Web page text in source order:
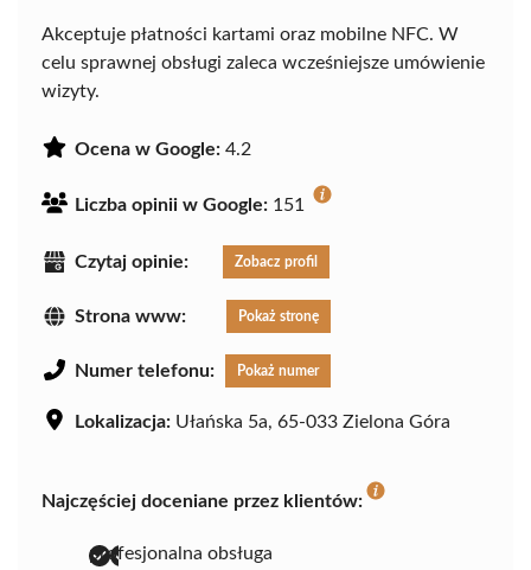
Akceptuje płatności kartami oraz mobilne NFC. W
celu sprawnej obsługi zaleca wcześniejsze umówienie
wizyty.
Ocena w Google: 4.2
Liczba opinii w Google: 151
Czytaj opinie: Zobacz profil
Strona www: Pokaż stronę
Numer telefonu: Pokaż numer
Lokalizacja: Ułańska 5a, 65-033 Zielona Góra
Najczęściej doceniane przez klientów:
profesjonalna obsługa